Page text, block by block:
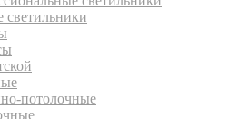
светильники
потолочные